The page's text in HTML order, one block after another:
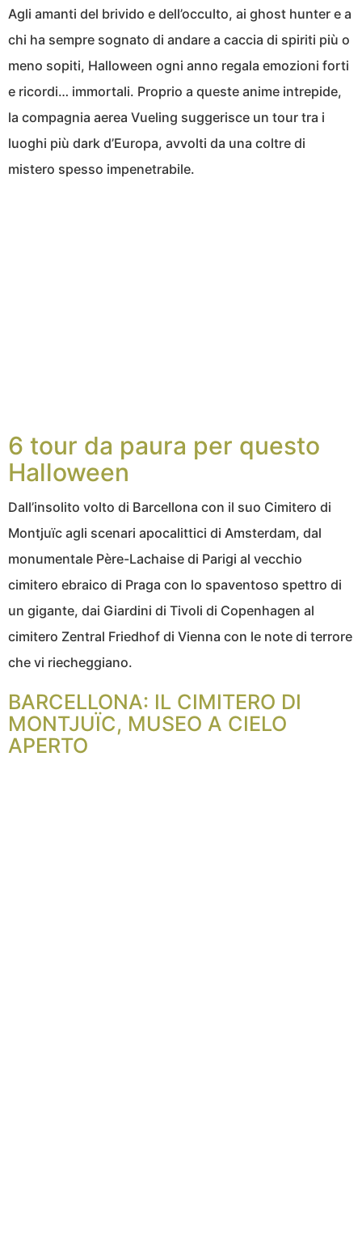
Agli amanti del brivido e dell’occulto, ai ghost hunter e a
chi ha sempre sognato di andare a caccia di spiriti più o
meno sopiti, Halloween ogni anno regala emozioni forti
e ricordi… immortali. Proprio a queste anime intrepide,
la compagnia aerea Vueling suggerisce un tour tra i
luoghi più dark d’Europa, avvolti da una coltre di
mistero spesso impenetrabile.
6 tour da paura per questo
Halloween
Dall’insolito volto di Barcellona con il suo Cimitero di
Montjuïc agli scenari apocalittici di Amsterdam, dal
monumentale Père-Lachaise di Parigi al vecchio
cimitero ebraico di Praga con lo spaventoso spettro di
un gigante, dai Giardini di Tivoli di Copenhagen al
cimitero Zentral Friedhof di Vienna con le note di terrore
che vi riecheggiano.
BARCELLONA: IL CIMITERO DI
MONTJUÏC, MUSEO A CIELO
APERTO